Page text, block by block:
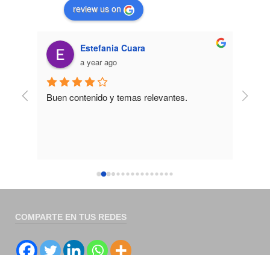
review us on
Estefania Cuara
a year ago
Buen contenido y temas relevantes.
La
COMPARTE EN TUS REDES